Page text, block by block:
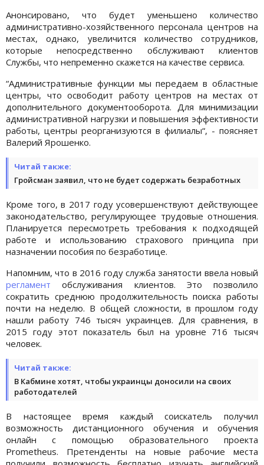
Анонсировано, что будет уменьшено количество
административно-хозяйственного персонала центров на
местах, однако, увеличится количество сотрудников,
которые непосредственно обслуживают клиентов
Службы, что непременно скажется на качестве сервиса.
“Административные функции мы передаем в областные
центры, что освободит работу центров на местах от
дополнительного документооборота. Для минимизации
административной нагрузки и повышения эффективности
работы, центры реорганизуются в филиалы“, - поясняет
Валерий Ярошенко.
Читай также:
Гройсман заявил, что не будет содержать безработных
Кроме того, в 2017 году усовершенствуют действующее
законодательство, регулирующее трудовые отношения.
Планируется пересмотреть требования к подходящей
работе и использованию страхового принципа при
назначении пособия по безработице.
Напомним, что в 2016 году служба занятости ввела новый
регламент обслуживания клиентов. Это позволило
сократить среднюю продолжительность поиска работы
почти на неделю. В общей сложности, в прошлом году
нашли работу 746 тысяч украинцев. Для сравнения, в
2015 году этот показатель был на уровне 716 тысяч
человек.
Читай также:
В Кабмине хотят, чтобы украинцы доносили на своих
работодателей
В настоящее время каждый соискатель получил
возможность дистанционного обучения и обучения
онлайн с помощью образовательного проекта
Prometheus. Претенденты на новые рабочие места